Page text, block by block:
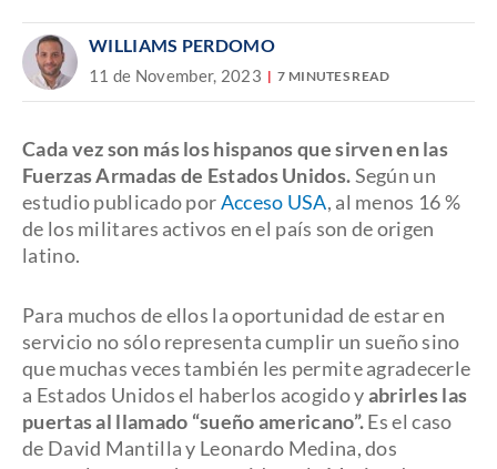
WILLIAMS PERDOMO
11 de November, 2023 7 MINUTES READ
Cada vez son más los hispanos que sirven en las
Fuerzas Armadas de Estados Unidos.Según un
estudio publicado porAcceso USA, al menos 16 %
de los militares activos en el país son de origen
latino.
Para muchos de ellos la oportunidad de estar en
servicio no sólo representa cumplir un sueño sino
que muchas veces también les permite agradecerle
a Estados Unidos el haberlos acogido yabrirles las
puertas al llamado “sueño americano”.Es el caso
de David Mantilla y Leonardo Medina, dos